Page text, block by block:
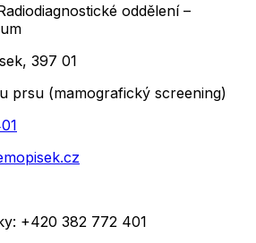
oddělení –
397 01
prsu (mamografický screening)
+420 382 772 401